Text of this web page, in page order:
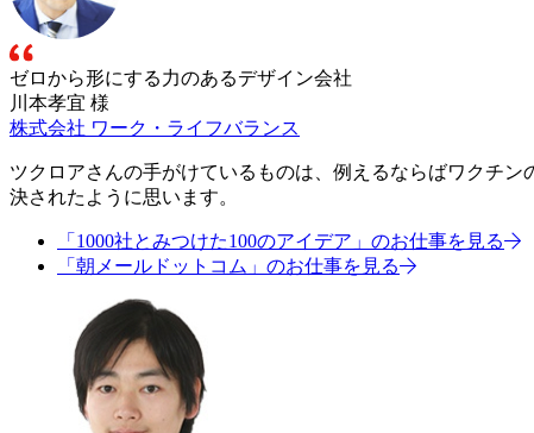
ゼロから形にする力のあるデザイン会社
川本孝宜 様
株式会社 ワーク・ライフバランス
ツクロアさんの手がけているものは、例えるならばワクチ
決されたように思います。
「1000社とみつけた100のアイデア」のお仕事を見る
「朝メールドットコム」のお仕事を見る